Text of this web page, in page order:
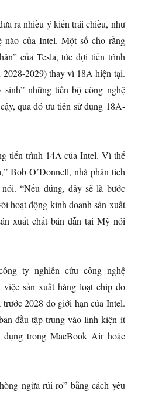
ra nhiều ý kiến trái chiều, như
nào của Intel. Một số cho rằng
của Tesla, tức đợi tiến trình
2029) thay vì 18A hiện tại.
những tiến bộ công nghệ
qua đó ưu tiên sử dụng 18A-
tiến trình 14A của Intel. Vì thế
Bob O’Donnell, nhà phân tích
nói. “Nếu đúng, đây sẽ là bước
hoạt động kinh doanh sản xuất
xuất chất bán dẫn tại Mỹ nói
ty nghiên cứu công nghệ
sản xuất hàng loạt chip do
2028 do giới hạn của Intel.
đầu tập trung vào linh kiện ít
trong MacBook Air hoặc
ngừa rủi ro” bằng cách yêu